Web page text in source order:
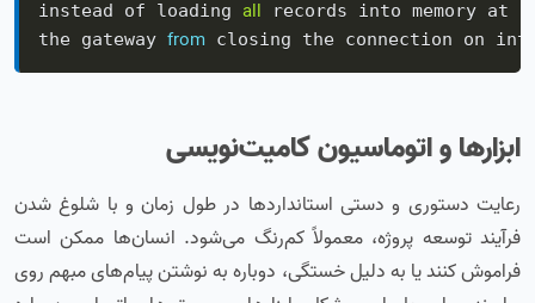
instead of loading all records into memory at
the gateway from closing the connection on
ابزارها و اتوماسیون کامیت‌نویسی
رعایت دستوری و دستی استانداردها در طول زمان و با شلوغ شدن
فرآیند توسعه پروژه، معمولاً کم‌رنگ می‌شود. انسان‌ها ممکن است
فراموش کنند یا به دلیل خستگی، دوباره به نوشتن پیام‌های مبهم روی